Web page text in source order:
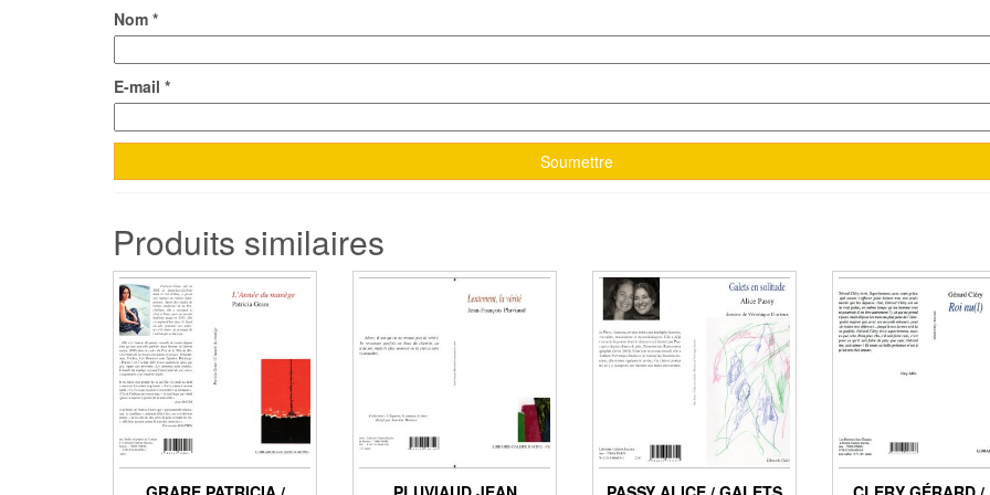
Nom *
E-mail *
Produits similaires